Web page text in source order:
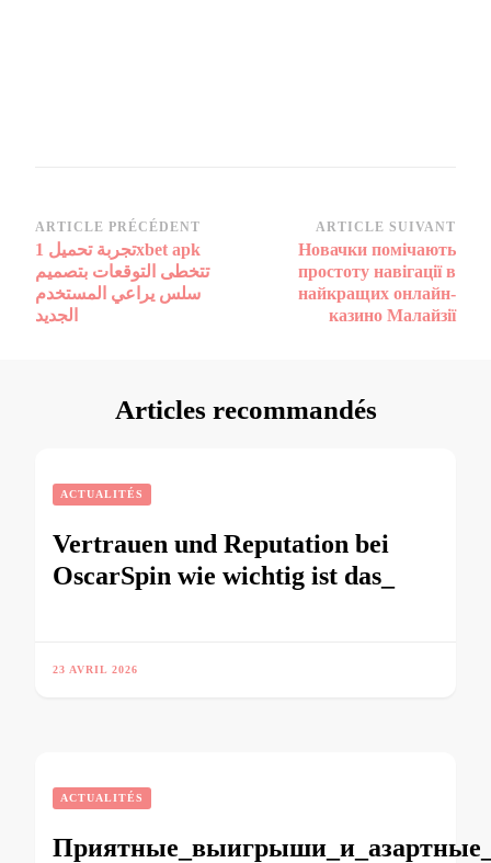
Navigation
d’article
ARTICLE PRÉCÉDENT
تجربة تحميل 1xbet apk
تتخطى التوقعات بتصميم
سلس يراعي المستخدم
الجديد
ARTICLE SUIVANT
Новачки помічають
простоту навігації в
найкращих онлайн-
казино Малайзії
Articles recommandés
ACTUALITÉS
Vertrauen und Reputation bei
OscarSpin wie wichtig ist das_
23 AVRIL 2026
ACTUALITÉS